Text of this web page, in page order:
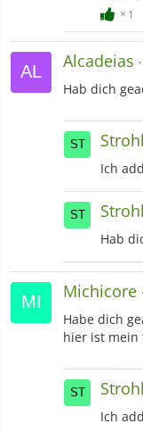
1
Alcadeias
Hab dich
Ich
Hab
Michicore
Habe dich
hier ist mein
Ich